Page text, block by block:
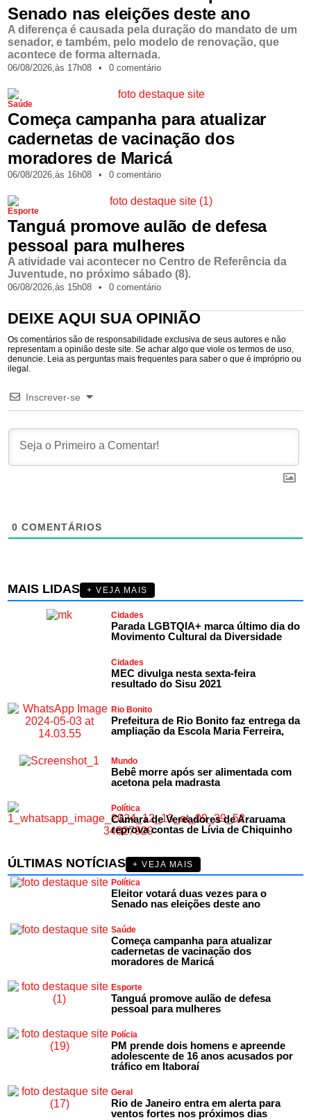
Senado nas eleições deste ano
A diferença é causada pela duração do mandato de um
senador, e também, pelo modelo de renovação, que
acontece de forma alternada.
06/08/2026,às 17h08 • 0 comentário
Saúde
Começa campanha para atualizar
cadernetas de vacinação dos
moradores de Maricá
06/08/2026,às 16h08 • 0 comentário
Esporte
Tanguá promove aulão de defesa
pessoal para mulheres
A atividade vai acontecer no Centro de Referência da
Juventude, no próximo sábado (8).
06/08/2026,às 15h08 • 0 comentário
DEIXE AQUI SUA OPINIÃO
Os comentários são de responsabilidade exclusiva de seus autores e não
representam a opinião deste site. Se achar algo que viole os termos de uso,
denuncie. Leia as perguntas mais frequentes para saber o que é impróprio ou
ilegal.
Inscrever-se
0 COMENTÁRIOS
MAIS LIDAS + VEJA MAIS
Cidades
Parada LGBTQIA+ marca último dia do
Movimento Cultural da Diversidade
Cidades
MEC divulga nesta sexta-feira
resultado do Sisu 2021
Rio Bonito
Prefeitura de Rio Bonito faz entrega da
ampliação da Escola Maria Ferreira,
Mundo
Bebê morre após ser alimentada com
acetona pela madrasta
Política
Câmara de Vereadores de Araruama
reprova contas de Lívia de Chiquinho
ÚLTIMAS NOTÍCIAS
+ VEJA MAIS
Política
Eleitor votará duas vezes para o
Senado nas eleições deste ano
Saúde
Começa campanha para atualizar
cadernetas de vacinação dos
moradores de Maricá
Esporte
Tanguá promove aulão de defesa
pessoal para mulheres
Polícia
PM prende dois homens e apreende
adolescente de 16 anos acusados por
tráfico em Itaboraí
Geral
Rio de Janeiro entra em alerta para
ventos fortes nos próximos dias